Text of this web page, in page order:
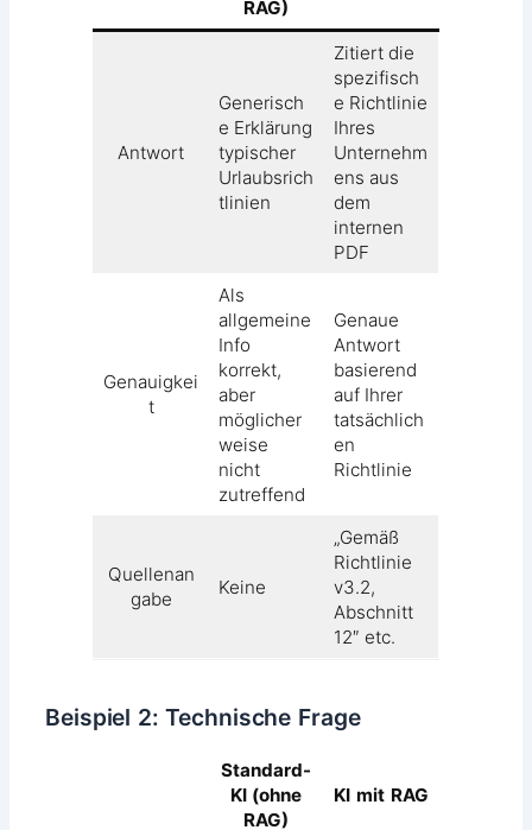
RAG)
Antwort
Generisch
e Erklärung
typischer
Urlaubsrich
tlinien
Zitiert die
spezifisch
e Richtlinie
Ihres
Unternehm
ens aus
dem
internen
PDF
Genauigkei
t
Als
allgemeine
Info
korrekt,
aber
möglicher
weise
nicht
zutreffend
Genaue
Antwort
basierend
auf Ihrer
tatsächlich
en
Richtlinie
Quellenan
gabe
Keine
„Gemäß
Richtlinie
v3.2,
Abschnitt
12″ etc.
Beispiel 2: Technische Frage
Standard-
KI (ohne
RAG)
KI mit RAG